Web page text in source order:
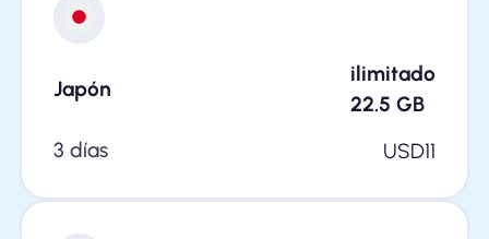
Japón
ilimitado
22.5 GB
3 días
USD11